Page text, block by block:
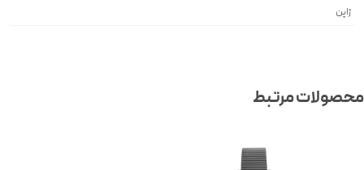
ژاپن
محصولات مرتبط